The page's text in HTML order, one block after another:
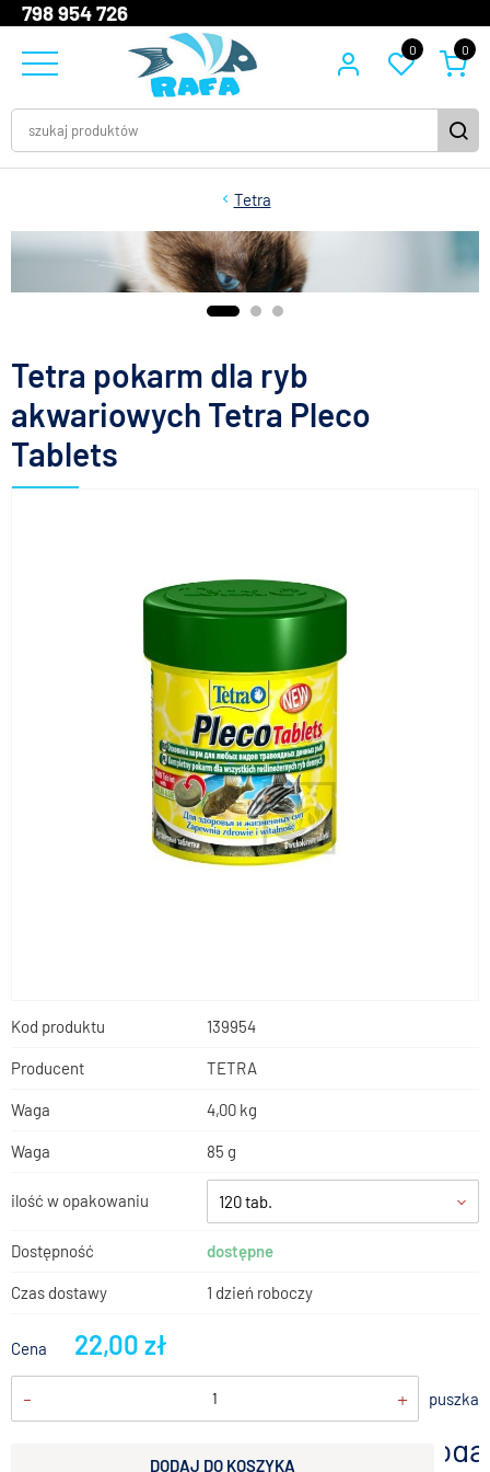
798 954 726
0 0
Tetra
Tetra pokarm dla ryb
akwariowych Tetra Pleco
Tablets
Kod produktu 139954
Producent TETRA
Waga 4,00 kg
Waga 85 g
ilość w opakowaniu 120 tab.
Dostępność dostępne
Czas dostawy 1 dzień roboczy
Cena 22,00 zł
- + puszka
DODAJ DO KOSZYKA